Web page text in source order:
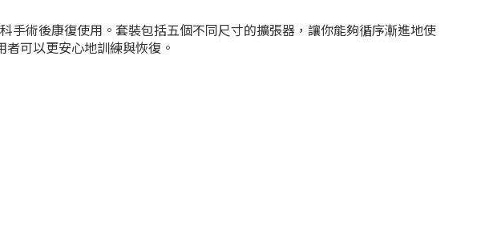
手術後康復使用。套裝包括五個不同尺寸的擴張器，讓你能夠循序漸進地使
可以更安心地訓練與恢復。